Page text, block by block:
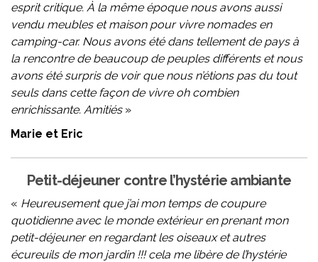
esprit critique. À la même époque nous avons aussi
vendu meubles et maison pour vivre nomades en
camping-car. Nous avons été dans tellement de pays à
la rencontre de beaucoup de peuples différents et nous
avons été surpris de voir que nous n’étions pas du tout
seuls dans cette façon de vivre oh combien
enrichissante. Amitiés»
Marie et Eric
Petit-déjeuner contre l’hystérie ambiante
« Heureusement que j’ai mon temps de coupure
quotidienne avec le monde extérieur en prenant mon
petit-déjeuner en regardant les oiseaux et autres
écureuils de mon jardin !!! cela me libère de l’hystérie